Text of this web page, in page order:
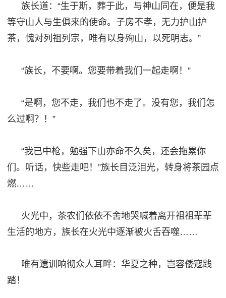
族长道： “生于斯，葬于此，与神山同在，便是我
等守山人与生俱来的使命。子房不孝，无力护山护
茶，愧对列祖列宗，唯有以身殉山，以死明志。”
“族长，不要啊。您要带着我们一起走啊！”
“是啊，您不走，我们也不走了。没有您，我们怎
么过啊？！”
“我已中枪，勉强下山亦命不久矣，还会拖累你
们。听话，快些走吧！”族长目泛泪光，转身将茶园点
燃……
火光中，茶农们依依不舍地哭喊着离开祖祖辈辈
生活的地方，族长在火光中逐渐被火舌吞噬……
唯有遗训响彻众人耳畔：华夏之种，岂容倭寇践
踏！